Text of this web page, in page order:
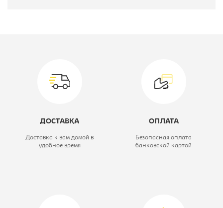
Цветовое решение: орех
Ширина, мм:
ДОСТАВКА
Доставка к вам домой в
удобное время
ОПЛАТА
Безопасная оплата
банковской картой